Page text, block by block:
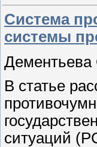
Система
системы
Дементьева
В статье
ситуаций